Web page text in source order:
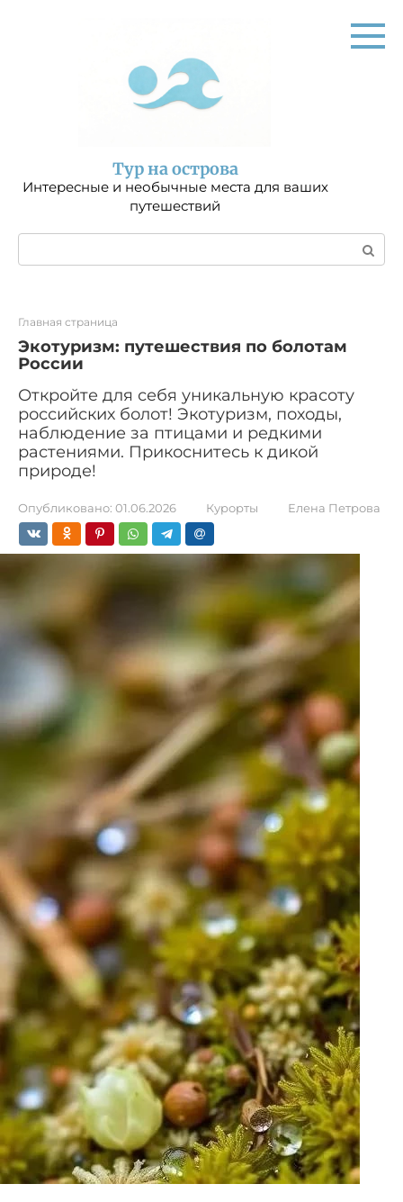
Тур на острова
Интересные и необычные места для ваших
путешествий
Поиск:
Главная страница
Экотуризм: путешествия по болотам
России
Откройте для себя уникальную красоту
российских болот! Экотуризм, походы,
наблюдение за птицами и редкими
растениями. Прикоснитесь к дикой
природе!
Опубликовано: 01.06.2026 Курорты Елена Петрова